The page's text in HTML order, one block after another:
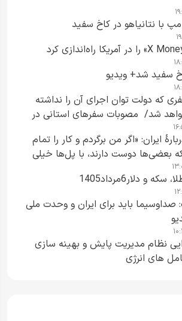
با نتانیاهو در کاخ سفید
سفید شد+ ویدیو
که دولت توان اجرای آن را نداشته
شد/ مصوبات سفرهای استانی در
بودجه است+ عکس
ایران: «اگر من برگردم و کار را تمام
بعضی‌ها دوست دارند، با پل‌ها خیلی
پل‌هایشان را در کمتر از یک
ویدیو
دلار6مرداد1405
باید برای ایران و وحدت ملی
نظام مدیریت پایش و بهینه سازی
های انرژی